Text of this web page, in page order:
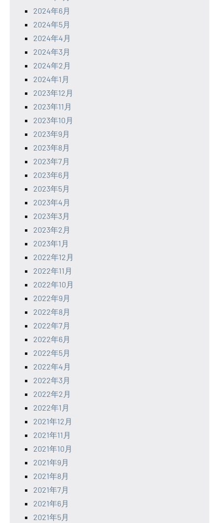
2024年6月
2024年5月
2024年4月
2024年3月
2024年2月
2024年1月
2023年12月
2023年11月
2023年10月
2023年9月
2023年8月
2023年7月
2023年6月
2023年5月
2023年4月
2023年3月
2023年2月
2023年1月
2022年12月
2022年11月
2022年10月
2022年9月
2022年8月
2022年7月
2022年6月
2022年5月
2022年4月
2022年3月
2022年2月
2022年1月
2021年12月
2021年11月
2021年10月
2021年9月
2021年8月
2021年7月
2021年6月
2021年5月